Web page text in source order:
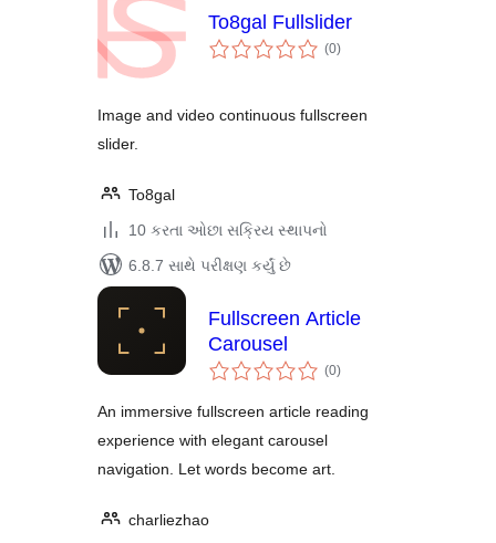
To8gal Fullslider
(0કુલ
રેટિંગ્સ
)
Image and video continuous fullscreen
slider.
To8gal
10 કરતા ઓછા સક્રિય સ્થાપનો
6.8.7 સાથે પરીક્ષણ કર્યું છે
Fullscreen Article
Carousel
(0કુલ
રેટિંગ્સ
)
An immersive fullscreen article reading
experience with elegant carousel
navigation. Let words become art.
charliezhao